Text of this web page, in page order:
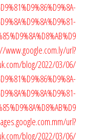
www.google.com.ly/url?
blog/2022/03/06/
url?
blog/2022/03/06/